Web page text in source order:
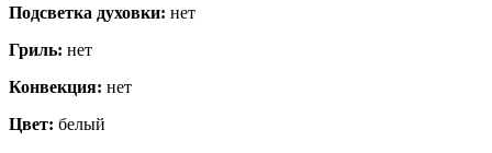
Подсветка духовки: нет
Гриль: нет
Конвекция: нет
Цвет: белый